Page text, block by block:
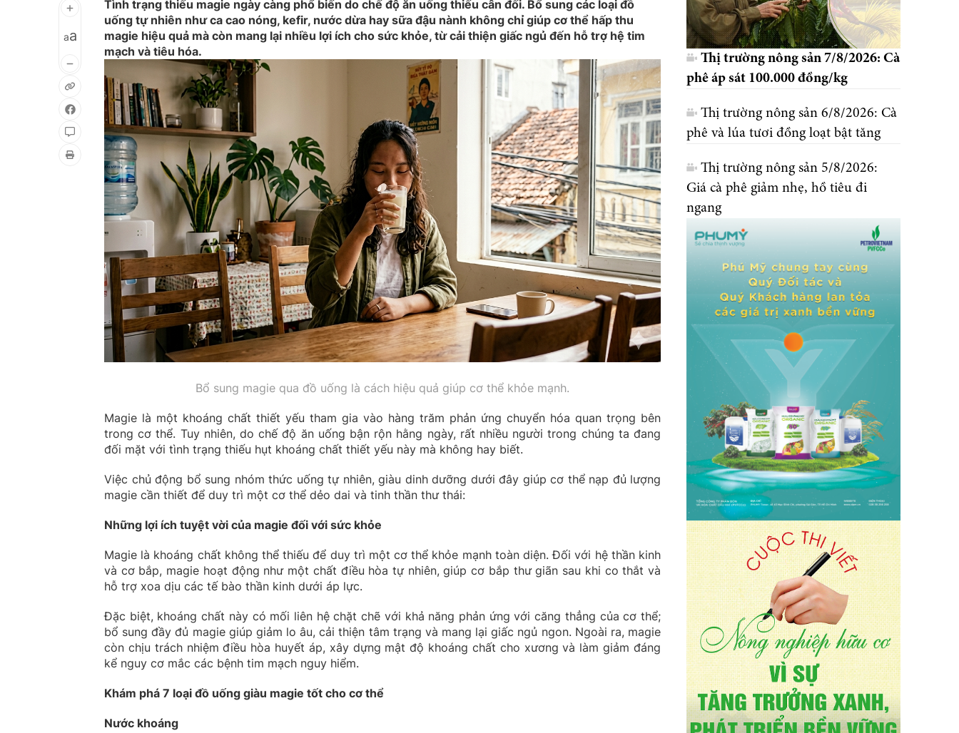
aa
Tình trạng thiếu magie ngày càng phổ biến do chế độ ăn uống thiếu cân đối. Bổ sung các loại đồ
uống tự nhiên như ca cao nóng, kefir, nước dừa hay sữa đậu nành không chỉ giúp cơ thể hấp thu
magie hiệu quả mà còn mang lại nhiều lợi ích cho sức khỏe, từ cải thiện giấc ngủ đến hỗ trợ hệ tim
mạch và tiêu hóa.
Bổ sung magie qua đồ uống là cách hiệu quả giúp cơ thể khỏe mạnh.
Magie là một khoáng chất thiết yếu tham gia vào hàng trăm phản ứng chuyển hóa quan trọng bên
trong cơ thể. Tuy nhiên, do chế độ ăn uống bận rộn hằng ngày, rất nhiều người trong chúng ta đang
đối mặt với tình trạng thiếu hụt khoáng chất thiết yếu này mà không hay biết.
Việc chủ động bổ sung nhóm thức uống tự nhiên, giàu dinh dưỡng dưới đây giúp cơ thể nạp đủ lượng
magie cần thiết để duy trì một cơ thể dẻo dai và tinh thần thư thái:
Những lợi ích tuyệt vời của magie đối với sức khỏe
Magie là khoáng chất không thể thiếu để duy trì một cơ thể khỏe mạnh toàn diện. Đối với hệ thần kinh
và cơ bắp, magie hoạt động như một chất điều hòa tự nhiên, giúp cơ bắp thư giãn sau khi co thắt và
hỗ trợ xoa dịu các tế bào thần kinh dưới áp lực.
Đặc biệt, khoáng chất này có mối liên hệ chặt chẽ với khả năng phản ứng với căng thẳng của cơ thể;
bổ sung đầy đủ magie giúp giảm lo âu, cải thiện tâm trạng và mang lại giấc ngủ ngon. Ngoài ra, magie
còn chịu trách nhiệm điều hòa huyết áp, xây dựng mật độ khoáng chất cho xương và làm giảm đáng
kể nguy cơ mắc các bệnh tim mạch nguy hiểm.
Khám phá 7 loại đồ uống giàu magie tốt cho cơ thể
Nước khoáng
Thị trường nông sản 7/8/2026: Cà
phê áp sát 100.000 đồng/kg
Thị trường nông sản 6/8/2026: Cà
phê và lúa tươi đồng loạt bật tăng
Thị trường nông sản 5/8/2026:
Giá cà phê giảm nhẹ, hồ tiêu đi
ngang